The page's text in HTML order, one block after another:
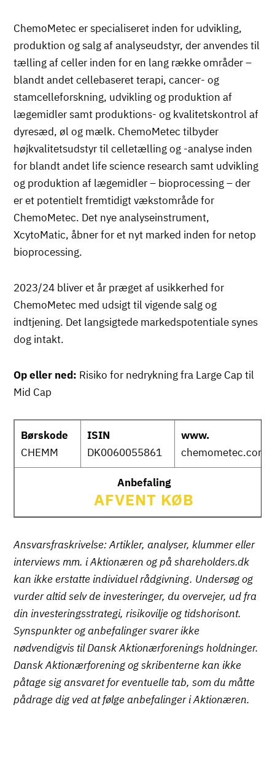
ChemoMetec er specialiseret inden for udvikling,
produktion og salg af analyseudstyr, der anvendes til
tælling af celler inden for en lang række områder –
blandt andet cellebaseret terapi, cancer- og
stamcelleforskning, udvikling og produktion af
lægemidler samt produktions- og kvalitetskontrol af
dyresæd, øl og mælk. ChemoMetec tilbyder
højkvalitetsudstyr til celletælling og -analyse inden
for blandt andet life science research samt udvikling
og produktion af lægemidler – bioprocessing – der
er et potentielt fremtidigt vækstområde for
ChemoMetec. Det nye analyseinstrument,
XcytoMatic, åbner for et nyt marked inden for netop
bioprocessing.
2023/24 bliver et år præget af usikkerhed for
ChemoMetec med udsigt til vigende salg og
indtjening. Det langsigtede markedspotentiale synes
dog intakt.
Op eller ned: Risiko for nedrykning fra Large Cap til
Mid Cap
Børskode
CHEMM
ISIN
DK0060055861
www.
chemometec.com
Anbefaling
AFVENT KØB
Ansvarsfraskrivelse: Artikler, analyser, klummer eller
interviews mm. i Aktionæren og på shareholders.dk
kan ikke erstatte individuel rådgivning. Undersøg og
vurder altid selv de investeringer, du overvejer, ud fra
din investeringsstrategi, risikovilje og tidshorisont.
Synspunkter og anbefalinger svarer ikke
nødvendigvis til Dansk Aktionærforenings holdninger.
Dansk Aktionærforening og skribenterne kan ikke
påtage sig ansvaret for eventuelle tab, som du måtte
pådrage dig ved at følge anbefalinger i Aktionæren.